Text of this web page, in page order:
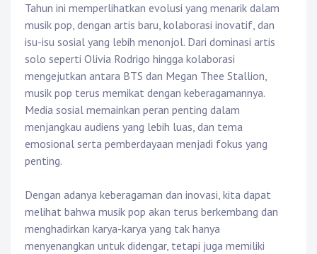
Tahun ini memperlihatkan evolusi yang menarik dalam
musik pop, dengan artis baru, kolaborasi inovatif, dan
isu-isu sosial yang lebih menonjol. Dari dominasi artis
solo seperti Olivia Rodrigo hingga kolaborasi
mengejutkan antara BTS dan Megan Thee Stallion,
musik pop terus memikat dengan keberagamannya.
Media sosial memainkan peran penting dalam
menjangkau audiens yang lebih luas, dan tema
emosional serta pemberdayaan menjadi fokus yang
penting.
Dengan adanya keberagaman dan inovasi, kita dapat
melihat bahwa musik pop akan terus berkembang dan
menghadirkan karya-karya yang tak hanya
menyenangkan untuk didengar, tetapi juga memiliki